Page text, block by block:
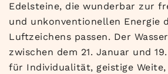
Edelsteine, die wunderbar zur
und unkonventionellen Energie
Luftzeichens passen. Der
zwischen dem 21. Januar und
für Individualität, geistige Weite,